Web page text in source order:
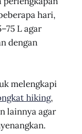
hari,
L agar
dengan
melengkapi
hiking,
lainnya agar